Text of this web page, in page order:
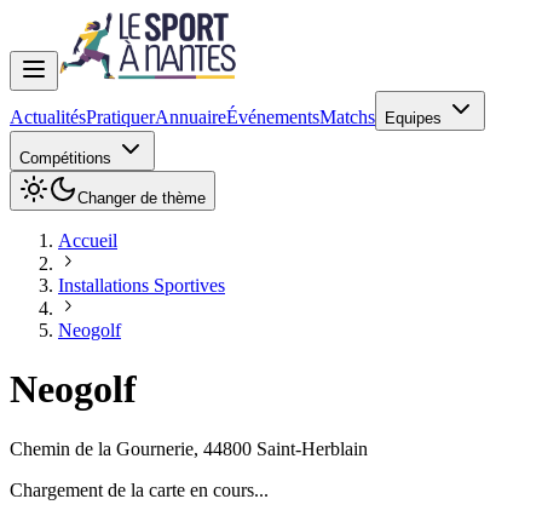
ActualitésPratiquerAnnuaireÉvénementsMatchs Equipes
Compétitions
Changer de thème
Accueil
Installations Sportives
Neogolf
Neogolf
Chemin de la Gournerie, 44800 Saint-Herblain
Chargement de la carte en cours...